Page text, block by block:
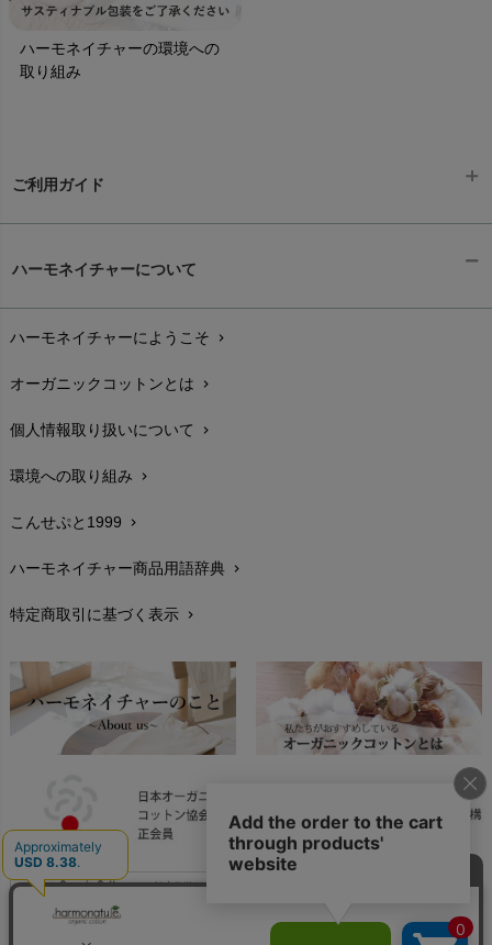
ハーモネイチャーの環境への
取り組み
ご利用ガイド
配送と送料chevron_right
在庫状況と発送予定chevron_right
サイズ・寸法chevron_right
生地・素材chevron_right
お手入れについて
レビューを書こうchevron_right
返品交換chevron_right
FAXでのご注文
お問い合わせchevron_right
ハーモネイチャーについて
ハーモネイチャーにようこそ chevron_right
オーガニックコットンとは chevron_right
個人情報取り扱いについて chevron_right
環境への取り組み chevron_right
こんせぷと1999 chevron_right
ハーモネイチャー商品用語辞典 chevron_right
特定商取引に基づく表示 chevron_right